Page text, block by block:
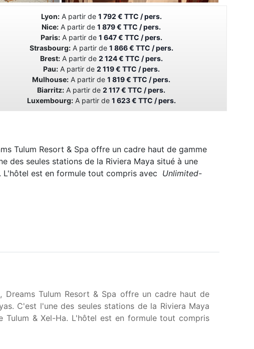
Lyon:A partir de 1 792 € TTC / pers.
Nice: A partir de1 879 € TTC / pers.
Paris:A partir de 1 647 € TTC / pers.
Strasbourg:A partir de 1 866 € TTC / pers.
Brest:A partir de 2 124 € TTC / pers.
Pau:A partir de 2 119 € TTC / pers.
Mulhouse: A partir de1 819 € TTC / pers.
Biarritz: A partir de2 117 € TTC / pers.
Luxembourg:A partir de 1 623 € TTC / pers.
Tulum Resort & Spa offre un cadre haut de gamme
des seules stations de la Riviera Maya situé à une
L'hôtel est en formule tout compris avec Unlimited-
Tulum Resort & Spa offre un cadre haut de
C'est l'une des seules stations de la Riviera Maya
& Xel-Ha. L'hôtel est en formule tout compris